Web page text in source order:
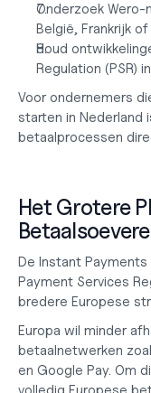
Onderzoek Wero-
België, Frankrijk
Houd
Regulation (PSR)
Voor ondernemers
starten in Nederland
betaalprocessen
Het Grotere
De Instant
Payment Services
bredere Europese
Europa wil minder
betaalnetwerken
en Google Pay. Om